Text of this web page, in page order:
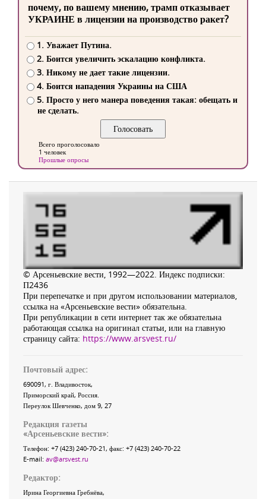
почему, по вашему мнению, трамп отказывает
УКРАИНЕ в лицензии на производство ракет?
1. Уважает Путина.
2. Боится увеличить эскалацию конфликта.
3. Никому не дает такие лицензии.
4. Боится нападения Украины на США
5. Просто у него манера поведения такая: обещать и
не сделать.
Всего проголосовало
1 человек
Прошлые опросы
© Арсеньевские вести, 1992—2022. Индекс подписки:
П2436
При перепечатке и при другом использовании материалов,
ссылка на «Арсеньевские вести» обязательна.
При републикации в сети интернет так же обязательна
работающая ссылка на оригинал статьи, или на главную
страницу сайта: https://www.arsvest.ru/
Почтовый адрес:
690091, г. Владивосток,
Приморский край, Россия
Переулок Шевченко, дом 9, 27
Редакция газеты
«Арсеньевские вести»:
Телефон: +7 (423) 240-70-21, факс: +7 (423) 240-70-22
E-mail: av@arsvest.ru
Редактор:
Ирина Георгиевна Гребнёва,